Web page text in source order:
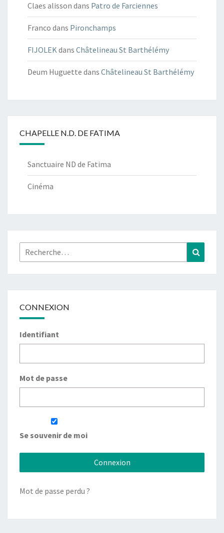
Claes alisson dans Patro de Farciennes
Franco dans Pironchamps
FIJOLEKdans Châtelineau St Barthélémy
Deum Huguette dans Châtelineau St Barthélémy
CHAPELLE N.D. DE FATIMA
Sanctuaire ND de Fatima
Cinéma
Rechercher :
CONNEXION
Identifiant
Mot de passe
Se souvenir de moi
Mot de passe perdu ?